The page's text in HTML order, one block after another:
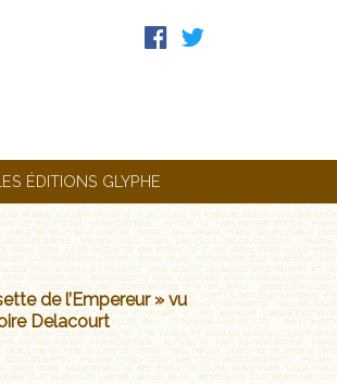
ÉDITIONS GLYPHE
de l’Empereur » vu
Delacourt